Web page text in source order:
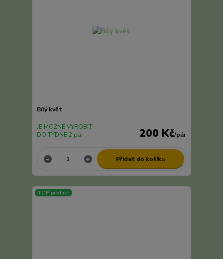
Bílý květ
200 Kč/pár
JE MOŽNÉ VYROBIT -
DO TÝDNE 2 pár
Přidat do košíku
TOP produkt